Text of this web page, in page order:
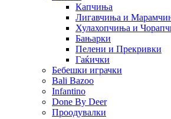
Капчиња
Лигавчиња и
Хулахопчиња и
Бањарки
Пелени и Прекривки
Гаќички
Бебешки играчки
Bali Bazoo
Infantino
Done By Deer
Проодувалки